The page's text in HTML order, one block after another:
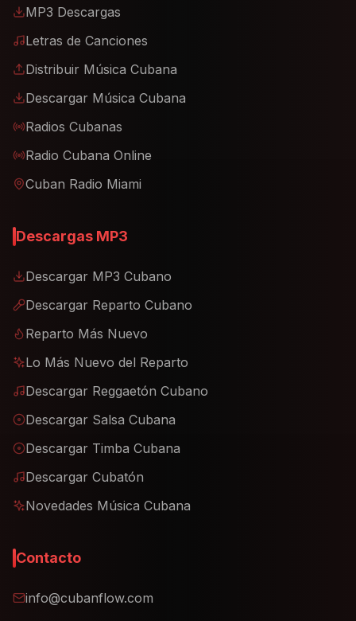
MP3 Descargas
Letras de Canciones
Distribuir Música Cubana
Descargar Música Cubana
Radios Cubanas
Radio Cubana Online
Cuban Radio Miami
Descargas MP3
Descargar MP3 Cubano
Descargar Reparto Cubano
Reparto Más Nuevo
Lo Más Nuevo del Reparto
Descargar Reggaetón Cubano
Descargar Salsa Cubana
Descargar Timba Cubana
Descargar Cubatón
Novedades Música Cubana
Contacto
info@cubanflow.com